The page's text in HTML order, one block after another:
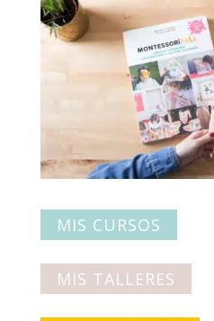
MIS CURSOS
MIS TALLERES